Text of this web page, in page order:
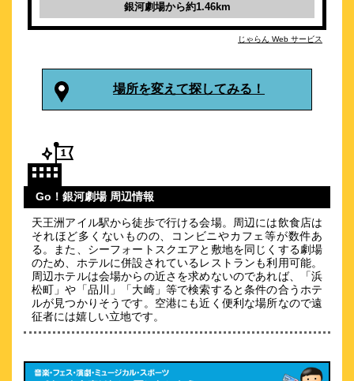
マクセルアクアパーク品川へ徒歩5分！朝食・小学生以下添い寝
無料
\13,980～
\21,753～
品川・御殿山の閑静な土地でゆったりとした客室で優美なステ
イを
約 1.35 km
品川プリンスホテル イーストタワー
\9,927～
銀河劇場から約1.46km
じゃらん Web サービス
場所を変えて探してみる！
Go！銀河劇場 周辺情報
天王洲アイル駅から徒歩で行ける会場。周辺には飲食店は
それほど多くないものの、コンビニやカフェ等が数件あ
る。また、シーフォートスクエアと敷地を同じくする劇場
のため、ホテルに併設されているレストランも利用可能。
周辺ホテルは会場からの近さを求めないのであれば、「浜
松町」や「品川」「大崎」等で検索すると条件の合うホテ
ルが見つかりそうです。空港にも近く便利な場所なので遠
征者には嬉しい立地です。